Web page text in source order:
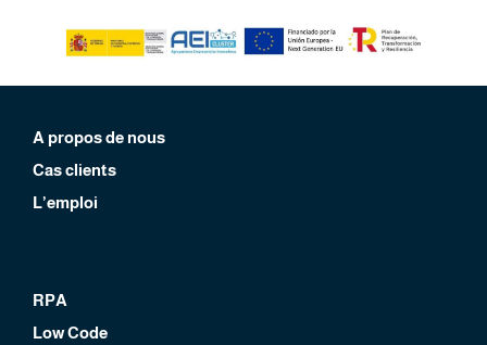
A propos de nous
Cas clients
L’emploi
RPA
Low Code